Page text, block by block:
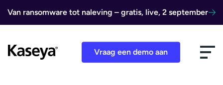
Van ransomware tot naleving – gratis, live, 2 september
Vraag een demo aan